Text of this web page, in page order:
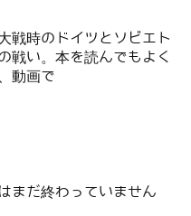
戦時のドイツとソビエト
戦い。本を読んでもよく
動画で
まだ終わっていません